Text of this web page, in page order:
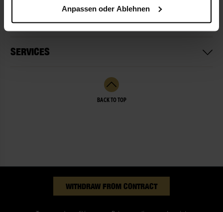
Anpassen oder Ablehnen
NOT READY FOR DELIVERY
SERVICES
BACK TO TOP
WITHDRAW FROM CONTRACT